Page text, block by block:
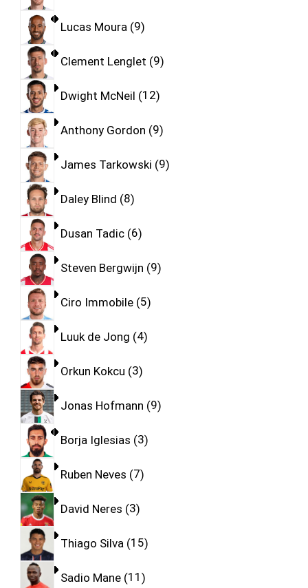
Lucas Moura 9
Clement Lenglet 9
Dwight McNeil 12
Anthony Gordon 9
James Tarkowski 9
Daley Blind 8
Dusan Tadic 6
Steven Bergwijn 9
Ciro Immobile 5
Luuk de Jong 4
Orkun Kokcu 3
Jonas Hofmann 9
Borja Iglesias 3
Ruben Neves 7
David Neres 3
Thiago Silva 15
Sadio Mane 11